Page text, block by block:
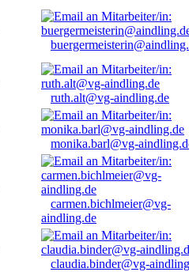
ruth.alt@vg-aindling.de
monika.barl@vg-
carmen.bichlmeier@vg-
aindling.de
claudia.binder@vg-